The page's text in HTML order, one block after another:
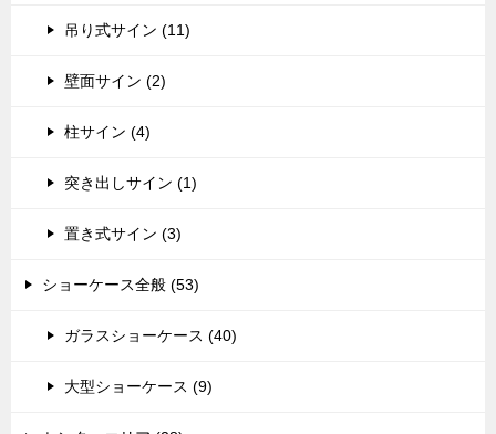
吊り式サイン (11)
壁面サイン (2)
柱サイン (4)
突き出しサイン (1)
置き式サイン (3)
ショーケース全般 (53)
ガラスショーケース (40)
大型ショーケース (9)